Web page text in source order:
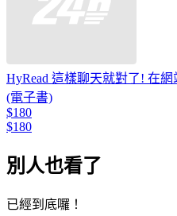
HyRead 這樣聊天就對了! 在
(電子書)
$180
$180
別人也看了
已經到底囉！